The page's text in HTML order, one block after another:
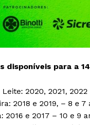
disponíveis para a
2020, 2021,
2018 e 2019, – 8 e 7
2016 e 2017 – 10 e 9